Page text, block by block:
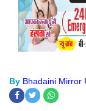
By Bhadaini Mirror